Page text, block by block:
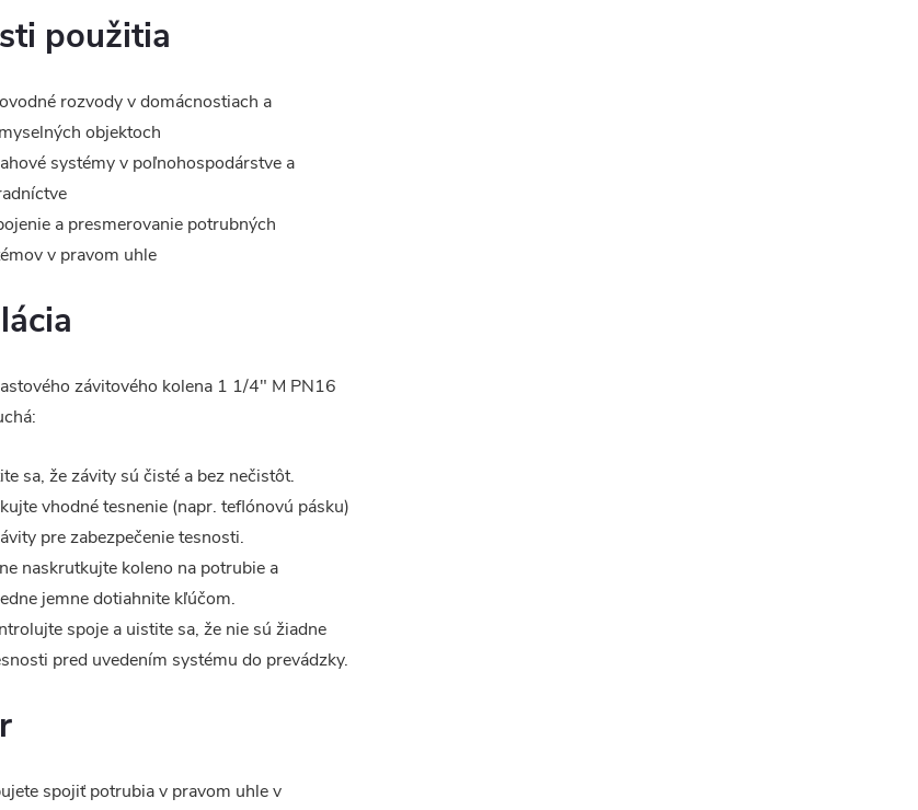
použitia
rozvody v domácnostiach a
objektoch
systémy v poľnohospodárstve a
a presmerovanie potrubných
v pravom uhle
závitového kolena 1 1/4" M PN16
sa, že závity sú čisté a bez nečistôt.
vhodné tesnenie (napr. teflónovú pásku)
pre zabezpečenie tesnosti.
naskrutkujte koleno na potrubie a
jemne dotiahnite kľúčom.
spoje a uistite sa, že nie sú žiadne
pred uvedením systému do prevádzky.
spojiť potrubia v pravom uhle v